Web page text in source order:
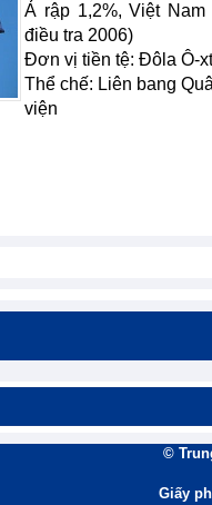
Ả rập 1,2%, Việt Nam
điều tra 2006)
Đơn vị tiền tệ: Đôla Ô-
Thể chế: Liên bang
viện
©
Giấy